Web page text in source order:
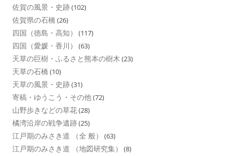
佐賀の風景・史跡(102)
佐賀県の石橋 (26)
四国（徳島・高知） (117)
四国（愛媛・香川） (63)
天草の巨樹・ふるさと熊本の樹木 (23)
天草の石橋 (10)
天草の風景・史跡(31)
寄稿・ゆうこう・その他(72)
山野歩きなどの草花(28)
橘湾沿岸の戦争遺跡(25)
江戸期のみさき道 （全 般） (63)
江戸期のみさき道 （地図研究集） (8)